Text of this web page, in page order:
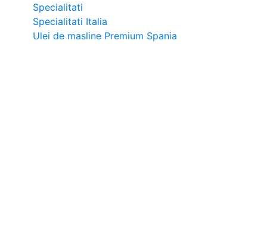
Specialitati
Specialitati Italia
Ulei de masline Premium Spania